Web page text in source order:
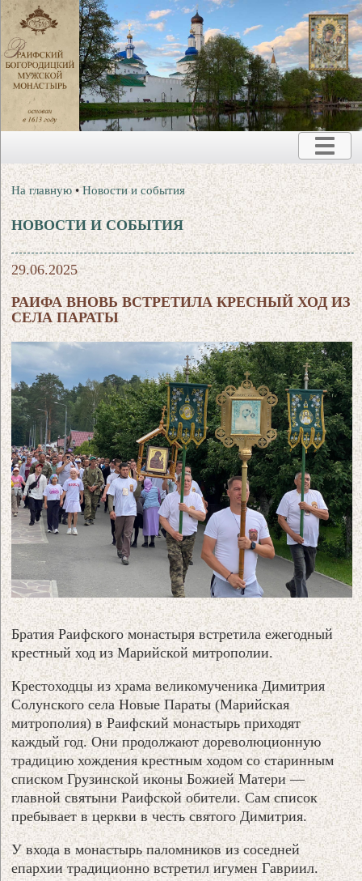
На главную •Новости и события
НОВОСТИ И СОБЫТИЯ
29.06.2025
РАИФА ВНОВЬ ВСТРЕТИЛА КРЕСНЫЙ ХОД ИЗ
СЕЛА ПАРАТЫ
Братия Раифского монастыря встретила ежегодный
крестный ход из Марийской митрополии.
Крестоходцы из храма великомученика Димитрия
Солунского села Новые Параты (Марийская
митрополия) в Раифский монастырь приходят
каждый год. Они продолжают дореволюционную
традицию хождения крестным ходом со старинным
списком Грузинской иконы Божией Матери —
главной святыни Раифской обители. Сам список
пребывает в церкви в честь святого Димитрия.
У входа в монастырь паломников из соседней
епархии традиционно встретил игумен Гавриил.